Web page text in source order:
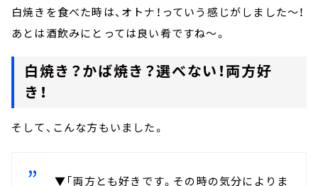
白焼きを食べた時は、オトナ！っていう感じがしました～！
あとは酒飲みにとっては良い肴ですね～。
白焼き？かば焼き？選べない！両方好
き！
そして、こんな方もいました。
▼「両方とも好きです。その時の気分によりま